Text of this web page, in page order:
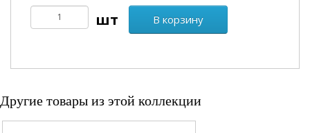
В корзину
Другие товары из этой коллекции